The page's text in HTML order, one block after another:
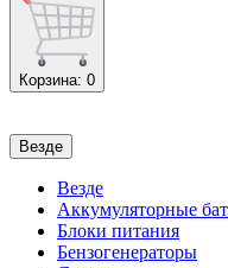
Корзина: 0
Везде
Везде
Аккумуляторные
Блоки питания
Бензогенераторы